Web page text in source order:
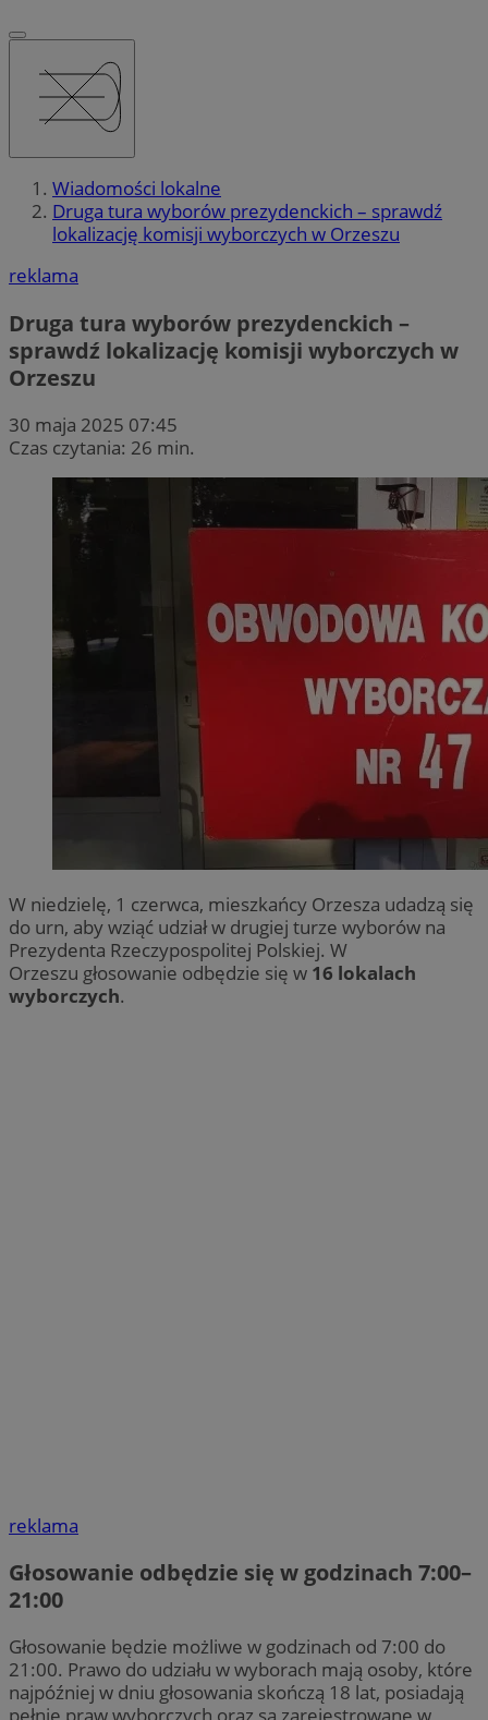
Wiadomości lokalne
Druga tura wyborów prezydenckich – sprawdź
lokalizację komisji wyborczych w Orzeszu
reklama
Druga tura wyborów prezydenckich –
sprawdź lokalizację komisji wyborczych w
Orzeszu
30 maja 2025 07:45
Czas czytania: 26 min.
W niedzielę, 1 czerwca, mieszkańcy Orzesza udadzą się
do urn, aby wziąć udział w drugiej turze wyborów na
Prezydenta Rzeczypospolitej Polskiej. W
Orzeszu głosowanie odbędzie się w 16 lokalach
wyborczych.
reklama
Głosowanie odbędzie się w godzinach 7:00–
21:00
Głosowanie będzie możliwe w godzinach od 7:00 do
21:00. Prawo do udziału w wyborach mają osoby, które
najpóźniej w dniu głosowania skończą 18 lat, posiadają